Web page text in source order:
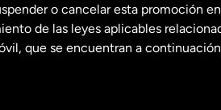
o cancelar esta promoción
de las leyes aplicables
que se encuentran a